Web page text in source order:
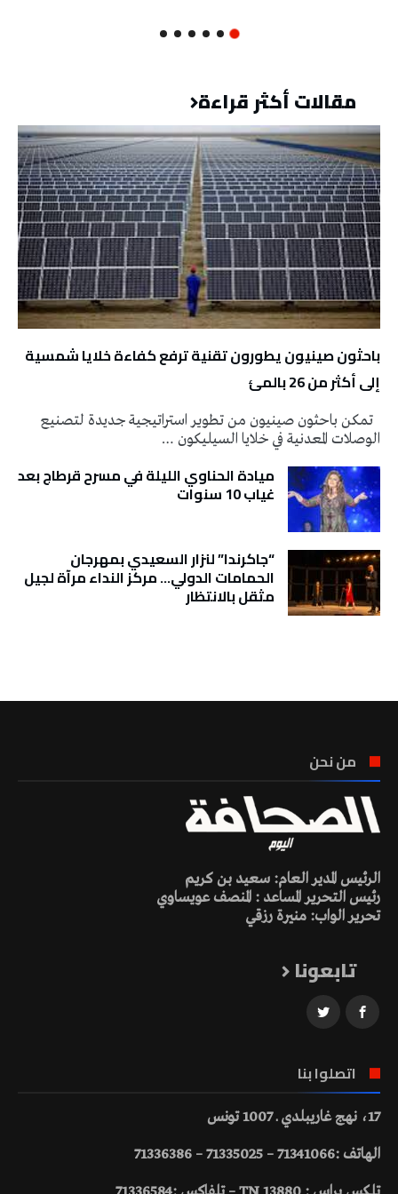
مقالات أكثر قراءة
باحثون صينيون يطورون تقنية ترفع كفاءة خلايا شمسية
إلى أكثر من 26 بالمئ
تمكن باحثون صينيون من تطوير استراتيجية جديدة لتصنيع
الوصلات المعدنية في خلايا السيليكون …
ميادة الحناوي الليلة في مسرح قرطاج بعد
غياب 10 سنوات
“جاكرندا” لنزار السعيدي بمهرجان
الحمامات الدولي… مركز النداء مرآة لجيل
مثقل بالانتظار
من نحن
الرئيس المدير العام: سعيد بن كريم
رئيس التحرير المساعد : المنصف عويساوي
تحرير الواب: منيرة رزقي
تابعونا
اتصلوا بنا
17، نهج غاريبلدي ـ 1007 تونس
الهاتف :71341066 – 71335025 – 71336386